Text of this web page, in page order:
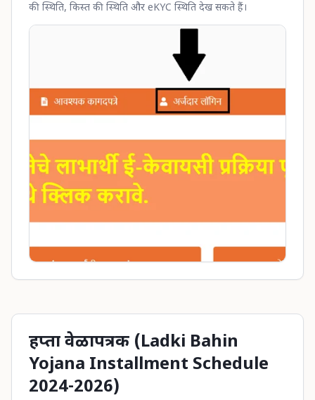
की स्थिति, किस्त की स्थिति और eKYC स्थिति देख सकते हैं।
हप्ता वेळापत्रक (Ladki Bahin
Yojana Installment Schedule
2024-2026)